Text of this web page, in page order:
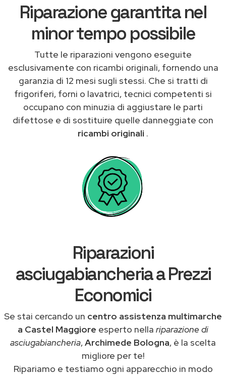
Riparazione garantita nel
minor tempo possibile
Tutte le riparazioni vengono eseguite
esclusivamente con ricambi originali, fornendo una
garanzia di 12 mesi sugli stessi. Che si tratti di
frigoriferi, forni o lavatrici, tecnici competenti si
occupano con minuzia di aggiustare le parti
difettose e di sostituire quelle danneggiate con
ricambi originali .
Riparazioni
asciugabiancheria a Prezzi
Economici
Se stai cercando un centro assistenza multimarche
a Castel Maggiore esperto nella riparazione di
asciugabiancheria,Archimede Bologna, è la scelta
migliore per te!
Ripariamo e testiamo ogni apparecchio in modo